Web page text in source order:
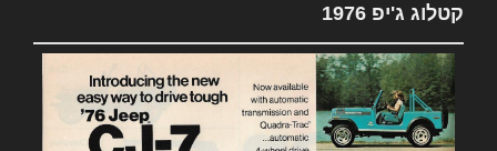
קטלוג ג'יפ 1976